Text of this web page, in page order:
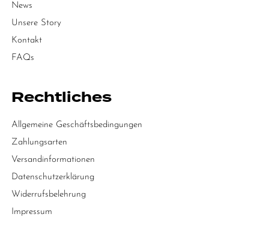
News
Unsere Story
Kontakt
FAQs
Rechtliches
Allgemeine Geschäftsbedingungen
Zahlungsarten
Versandinformationen
Datenschutzerklärung
Widerrufsbelehrung
Impressum